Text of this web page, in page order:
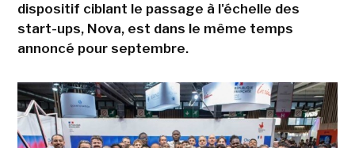
dispositif ciblant le passage à l'échelle des
start-ups, Nova, est dans le même temps
annoncé pour septembre.